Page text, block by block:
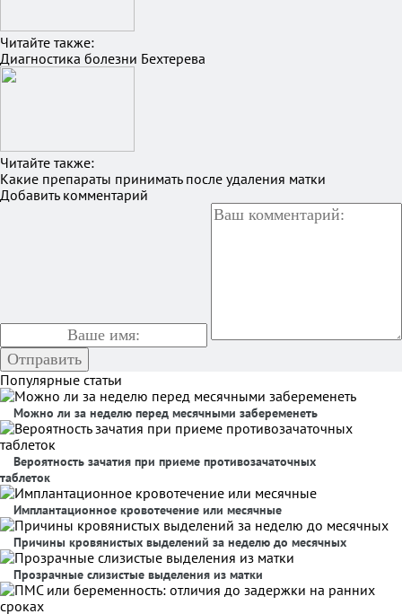
Читайте также:
Диагностика болезни Бехтерева
Читайте также:
Какие препараты принимать после удаления матки
Добавить комментарий
Популярные статьи
Можно ли за неделю перед месячными забеременеть
Вероятность зачатия при приеме противозачаточных
таблеток
Имплантационное кровотечение или месячные
Причины кровянистых выделений за неделю до месячных
Прозрачные слизистые выделения из матки